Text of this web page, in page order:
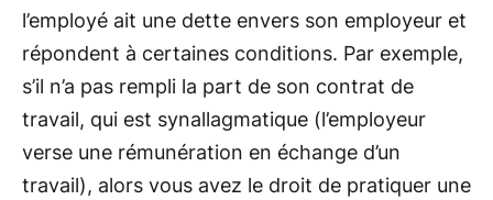
l’employé ait une dette envers son employeur et
répondent à certaines conditions. Par exemple,
s’il n’a pas rempli la part de son contrat de
travail, qui est synallagmatique (l’employeur
verse une rémunération en échange d’un
travail), alors vous avez le droit de pratiquer une